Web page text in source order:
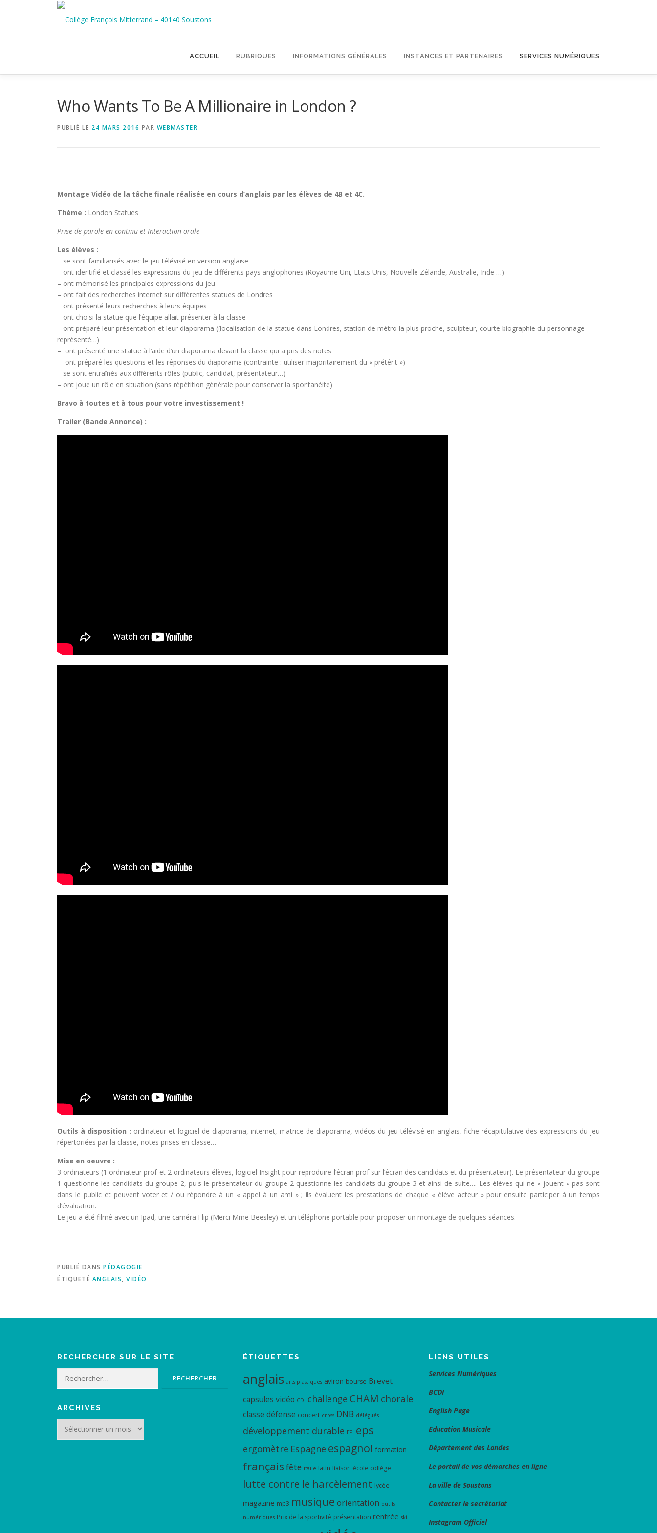
ACCUEIL RUBRIQUES INFORMATIONS GÉNÉRALES INSTANCES ET PARTENAIRES SERVICES NUMÉRIQUES
Who Wants To Be A Millionaire in London ?
PUBLIÉ LE 24 MARS 2016 PAR WEBMASTER
Montage Vidéo de la tâche finale réalisée en cours d’anglais par les élèves de 4B et 4C.
Thème : London Statues
Prise de parole en continu et Interaction orale
Les élèves :
– se sont familiarisés avec le jeu télévisé en version anglaise
– ont identifié et classé les expressions du jeu de différents pays anglophones (Royaume Uni, Etats-Unis, Nouvelle Zélande, Australie, Inde …)
– ont mémorisé les principales expressions du jeu
– ont fait des recherches internet sur différentes statues de Londres
– ont présenté leurs recherches à leurs équipes
– ont choisi la statue que l’équipe allait présenter à la classe
– ont préparé leur présentation et leur diaporama ((localisation de la statue dans Londres, station de métro la plus proche, sculpteur, courte biographie du personnage
représenté…)
– ont présenté une statue à l’aide d’un diaporama devant la classe qui a pris des notes
– ont préparé les questions et les réponses du diaporama (contrainte : utiliser majoritairement du « prétérit »)
– se sont entraînés aux différents rôles (public, candidat, présentateur…)
– ont joué un rôle en situation (sans répétition générale pour conserver la spontanéité)
Bravo à toutes et à tous pour votre investissement !
Trailer (Bande Annonce) :
Outils à disposition : ordinateur et logiciel de diaporama, internet, matrice de diaporama, vidéos du jeu télévisé en anglais, fiche récapitulative des expressions du jeu
répertoriées par la classe, notes prises en classe…
Mise en oeuvre :
3 ordinateurs (1 ordinateur prof et 2 ordinateurs élèves, logiciel Insight pour reproduire l’écran prof sur l’écran des candidats et du présentateur). Le présentateur du groupe
1 questionne les candidats du groupe 2, puis le présentateur du groupe 2 questionne les candidats du groupe 3 et ainsi de suite…. Les élèves qui ne « jouent » pas sont
dans le public et peuvent voter et / ou répondre à un « appel à un ami » ; ils évaluent les prestations de chaque « élève acteur » pour ensuite participer à un temps
d’évaluation.
Le jeu a été filmé avec un Ipad, une caméra Flip (Merci Mme Beesley) et un téléphone portable pour proposer un montage de quelques séances.
PUBLIÉ DANS PÉDAGOGIE
ÉTIQUETÉ ANGLAIS, VIDÉO
RECHERCHER SUR LE SITE
ARCHIVES
ÉTIQUETTES
anglais arts plastiques aviron bourse Brevet
capsules vidéo CDI challenge CHAM chorale
classe défense concert cross DNB délégués
développement durable EPI eps
ergomètre Espagne espagnol formation
français fête Italie latin liaison école collège
lutte contre le harcèlement lycée
magazine mp3 musique orientation outils
numériques Prix de la sportivité présentation rentrée ski
LIENS UTILES
Services Numériques
BCDI
English Page
Education Musicale
Département des Landes
Le portail de vos démarches en ligne
La ville de Soustons
Contacter le secrétariat
Instagram Officiel